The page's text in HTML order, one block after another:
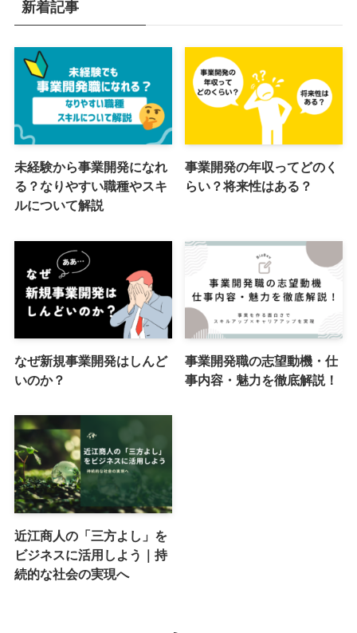
新着記事
未経験から事業開発になれ
る？なりやすい職種やスキ
ルについて解説
事業開発の年収ってどのく
らい？将来性はある？
なぜ新規事業開発はしんど
いのか？
事業開発職の志望動機・仕
事内容・魅力を徹底解説！
近江商人の「三方よし」を
ビジネスに活用しよう｜持
続的な社会の実現へ